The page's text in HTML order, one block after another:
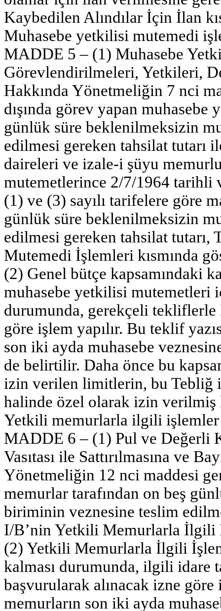
Kaybedilen Alındılar İçin İlan
Muhasebe yetkilisi mutemedi
MADDE 5 – (1) Muhasebe
Görevlendirilmeleri, Yetkileri,
Hakkında Yönetmeliğin 7 nci
dışında görev yapan
günlük süre beklenilmeksizin
edilmesi gereken tahsilat tutarı
daireleri ve izale-i şüyu
mutemetlerince 2/7/1964 tarihli
(1) ve (3) sayılı tarifelere göre
günlük süre beklenilmeksizin
edilmesi gereken tahsilat
Mutemedi İşlemleri kısmında
(2) Genel bütçe kapsamındaki
muhasebe yetkilisi mutemetleri
durumunda, gerekçeli tekliflerle
göre işlem yapılır. Bu teklif
son iki ayda muhasebe
de belirtilir. Daha önce bu
izin verilen limitlerin, bu Tebliğ
halinde özel olarak izin
Yetkili memurlarla ilgili işlemler
MADDE 6 – (1) Pul ve Değerli
Vasıtası ile Sattırılmasına ve
Yönetmeliğin 12 nci maddesi
memurlar tarafından on beş
biriminin veznesine teslim
I/B’nin Yetkili Memurlarla İlgili
(2) Yetkili Memurlarla İlgili
kalması durumunda, ilgili idare
başvurularak alınacak izne
memurların son iki ayda